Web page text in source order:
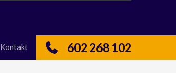
602 268 102
Kontakt